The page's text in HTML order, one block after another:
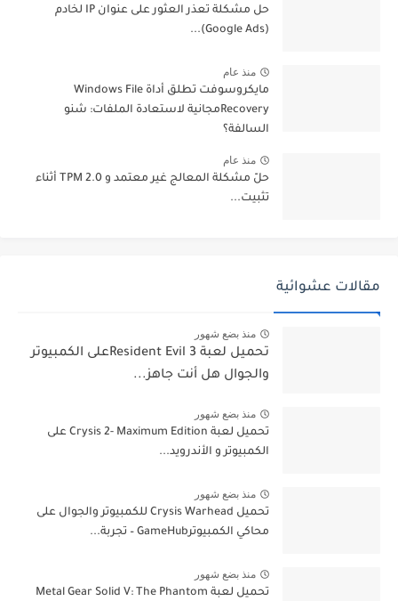
حل مشكلة تعذر العثور على عنوان IP لخادم
(Google Ads)...
منذ عام
مايكروسوفت تطلق أداة Windows File
Recoveryمجانية لاستعادة الملفات: شنو
السالفة؟
منذ عام
حلّ مشكلة المعالج غير معتمد و TPM 2.0 أثناء
تثبيت...
مقالات عشوائية
منذ بضع شهور
تحميل لعبة Resident Evil 3على الكمبيوتر
والجوال هل أنت جاهز...
منذ بضع شهور
تحميل لعبة Crysis 2- Maximum Edition على
الكمبيوتر و الأندرويد...
منذ بضع شهور
تحميل Crysis Warhead للكمبيوتر والجوال على
محاكي الكمبيوترGameHub – تجربة...
منذ بضع شهور
تحميل لعبة Metal Gear Solid V: The Phantom